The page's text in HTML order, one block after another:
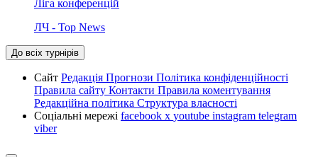
Ліга конференцій
ЛЧ - Top News
До всіх турнірів
Сайт Редакція Прогнози Політика конфіденційності
Правила сайту Контакти Правила коментування
Редакційна політика Структура власності
Соціальні мережі facebook x youtube instagram telegram
viber